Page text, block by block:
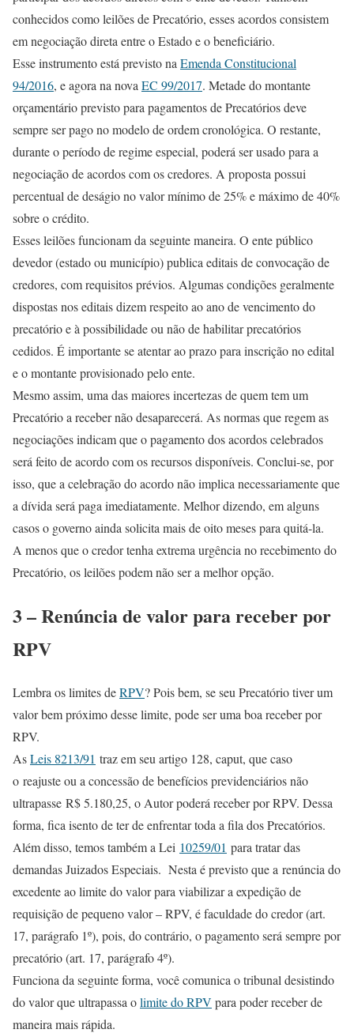
conhecidos como leilões de Precatório, esses acordos consistem
em negociação direta entre o Estado e o beneficiário.
Esse instrumento está previsto na Emenda Constitucional
94/2016, e agora na nova EC 99/2017. Metade do montante
orçamentário previsto para pagamentos de Precatórios deve
sempre ser pago no modelo de ordem cronológica. O restante,
durante o período de regime especial, poderá ser usado para a
negociação de acordos com os credores. A proposta possui
percentual de deságio no valor mínimo de 25% e máximo de 40%
sobre o crédito.
Esses leilões funcionam da seguinte maneira. O ente público
devedor (estado ou município) publica editais de convocação de
credores, com requisitos prévios. Algumas condições geralmente
dispostas nos editais dizem respeito ao ano de vencimento do
precatório e à possibilidade ou não de habilitar precatórios
cedidos. É importante se atentar ao prazo para inscrição no edital
e o montante provisionado pelo ente.
Mesmo assim, uma das maiores incertezas de quem tem um
Precatório a receber não desaparecerá. As normas que regem as
negociações indicam que o pagamento dos acordos celebrados
será feito de acordo com os recursos disponíveis. Conclui-se, por
isso, que a celebração do acordo não implica necessariamente que
a dívida será paga imediatamente. Melhor dizendo, em alguns
casos o governo ainda solicita mais de oito meses para quitá-la.
A menos que o credor tenha extrema urgência no recebimento do
Precatório, os leilões podem não ser a melhor opção.
3 – Renúncia de valor para receber por
RPV
Lembra os limites deRPV? Pois bem, se seu Precatório tiver um
valor bem próximo desse limite, pode ser uma boa receber por
RPV.
AsLeis 8213/91 traz em seu artigo 128, caput, que caso
o reajuste ou a concessão de benefícios previdenciários não
ultrapasse R$ 5.180,25, o Autor poderá receber por RPV. Dessa
forma, fica isento de ter de enfrentar toda a fila dos Precatórios.
Além disso, temos também a Lei 10259/01 para tratar das
demandas Juizados Especiais. Nesta é previsto que a renúncia do
excedente ao limite do valor para viabilizar a expedição de
requisição de pequeno valor – RPV, é faculdade do credor (art.
17, parágrafo 1º), pois, do contrário, o pagamento será sempre por
precatório (art. 17, parágrafo 4º).
Funciona da seguinte forma, você comunica o tribunal desistindo
do valor que ultrapassa olimite do RPV para poder receber de
maneira mais rápida.